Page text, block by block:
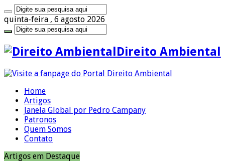
quinta-feira , 6 agosto 2026
Direito Ambiental
Home
Artigos
Janela Global por Pedro Campany
Patronos
Quem Somos
Contato
Artigos em Destaque